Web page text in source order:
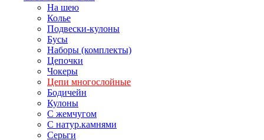
На шею
Колье
Подвески-кулоны
Бусы
Наборы (комплекты)
Цепочки
Чокеры
Цепи многослойные
Бодичейн
Кулоны
С жемчугом
С натур.камнями
Серьги